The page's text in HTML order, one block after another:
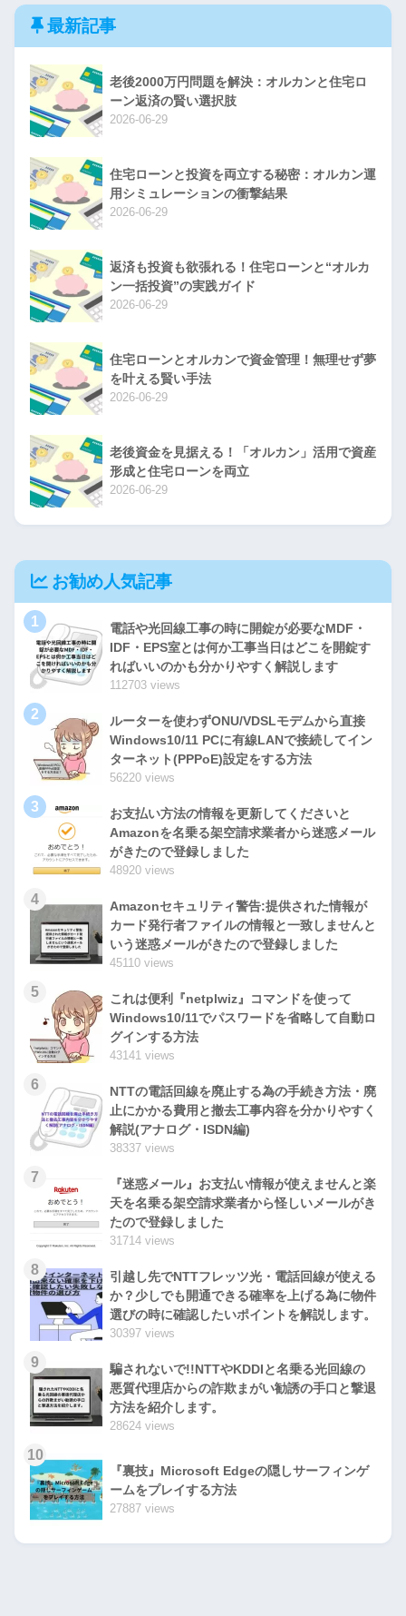
最新記事
老後2000万円問題を解決：オルカンと住宅ロ
ーン返済の賢い選択肢
2026-06-29
住宅ローンと投資を両立する秘密：オルカン運
用シミュレーションの衝撃結果
2026-06-29
返済も投資も欲張れる！住宅ローンと“オルカ
ン一括投資”の実践ガイド
2026-06-29
住宅ローンとオルカンで資金管理！無理せず夢
を叶える賢い手法
2026-06-29
老後資金を見据える！「オルカン」活用で資産
形成と住宅ローンを両立
2026-06-29
お勧め人気記事
1
電話や光回線工事の時に開錠が必要なMDF・
IDF・EPS室とは何か工事当日はどこを開錠す
ればいいのかも分かりやすく解説します
112703 views
2
ルーターを使わずONU/VDSLモデムから直接
Windows10/11 PCに有線LANで接続してイン
ターネット(PPPoE)設定をする方法
56220 views
3
お支払い方法の情報を更新してくださいと
Amazonを名乗る架空請求業者から迷惑メール
がきたので登録しました
48920 views
4
Amazonセキュリティ警告:提供された情報が
カード発行者ファイルの情報と一致しませんと
いう迷惑メールがきたので登録しました
45110 views
5
これは便利『netplwiz』コマンドを使って
Windows10/11でパスワードを省略して自動ロ
グインする方法
43141 views
6
NTTの電話回線を廃止する為の手続き方法・廃
止にかかる費用と撤去工事内容を分かりやすく
解説(アナログ・ISDN編)
38337 views
7
『迷惑メール』お支払い情報が使えませんと楽
天を名乗る架空請求業者から怪しいメールがき
たので登録しました
31714 views
8
引越し先でNTTフレッツ光・電話回線が使える
か？少しでも開通できる確率を上げる為に物件
選びの時に確認したいポイントを解説します。
30397 views
9
騙されないで!!NTTやKDDIと名乗る光回線の
悪質代理店からの詐欺まがい勧誘の手口と撃退
方法を紹介します。
28624 views
10
『裏技』Microsoft Edgeの隠しサーフィンゲ
ームをプレイする方法
27887 views